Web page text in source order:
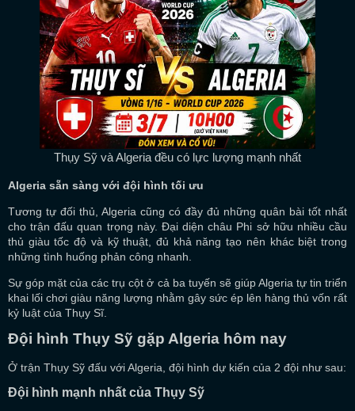
Thụy Sỹ và Algeria đều có lực lượng mạnh nhất
Algeria sẵn sàng với đội hình tối ưu
Tương tự đối thủ, Algeria cũng có đầy đủ những quân bài tốt nhất
cho trận đấu quan trọng này. Đại diện châu Phi sở hữu nhiều cầu
thủ giàu tốc độ và kỹ thuật, đủ khả năng tạo nên khác biệt trong
những tình huống phản công nhanh.
Sự góp mặt của các trụ cột ở cả ba tuyến sẽ giúp Algeria tự tin triển
khai lối chơi giàu năng lượng nhằm gây sức ép lên hàng thủ vốn rất
kỷ luật của Thụy Sĩ.
Đội hình Thụy Sỹ gặp Algeria hôm nay
Ở trận Thụy Sỹ đấu với Algeria, đội hình dự kiến của 2 đội như sau:
Đội hình mạnh nhất của Thụy Sỹ